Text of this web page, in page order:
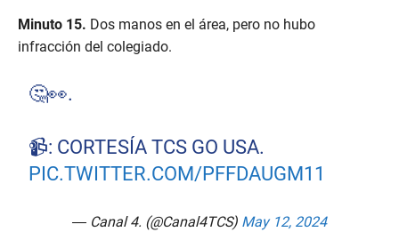
c
o
n
Minuto 15. Dos manos en el área, pero no hubo
infracción del colegiado.
🤔👀.
📹: CORTESÍA TCS GO USA.
PIC.TWITTER.COM/PFFDAUGM11
— Canal 4. (@Canal4TCS) May 12, 2024